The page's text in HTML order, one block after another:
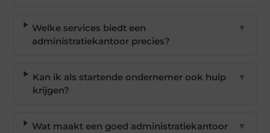
Welke services biedt een
administratiekantoor precies?
▼
Kan ik als startende ondernemer ook hulp
krijgen?
▼
Wat maakt een goed administratiekantoor
▼